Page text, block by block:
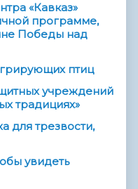
«Кавказ»
программе,
Победы над
птиц
учреждений
традициях»
для трезвости,
увидеть